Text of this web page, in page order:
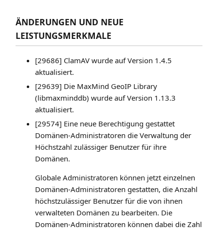
ÄNDERUNGEN UND NEUE
LEISTUNGSMERKMALE
[29686] ClamAV wurde auf Version 1.4.5
aktualisiert.
[29639] Die MaxMind GeoIP Library
(libmaxminddb) wurde auf Version 1.13.3
aktualisiert.
[29574] Eine neue Berechtigung gestattet
Domänen-Administratoren die Verwaltung der
Höchstzahl zulässiger Benutzer für ihre
Domänen.
Globale Administratoren können jetzt einzelnen
Domänen-Administratoren gestatten, die Anzahl
höchstzulässiger Benutzer für die von ihnen
verwalteten Domänen zu bearbeiten. Die
Domänen-Administratoren können dabei die Zahl